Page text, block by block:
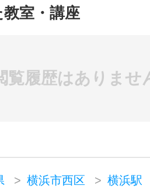
室・講座
覧履歴はありませ
横浜市西区
横浜駅